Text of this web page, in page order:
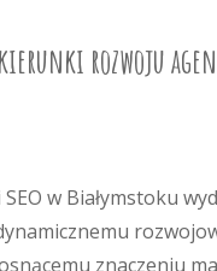
rozwoju
w Białymstoku
znaczeniu